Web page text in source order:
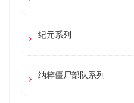
纪元系列
纳粹僵尸部队系列